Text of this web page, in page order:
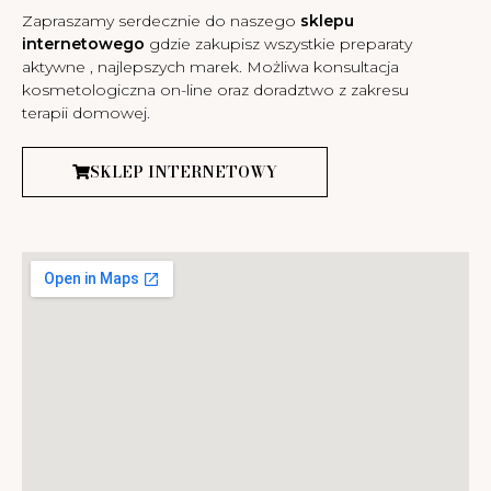
Zapraszamy serdecznie do naszego sklepu
internetowego gdzie zakupisz wszystkie preparaty
aktywne , najlepszych marek. Możliwa konsultacja
kosmetologiczna on-line oraz doradztwo z zakresu
terapii domowej.
SKLEP INTERNETOWY